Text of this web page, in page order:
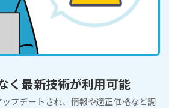
く最新技術が利用可能
プデートされ、情報や適正価格など調